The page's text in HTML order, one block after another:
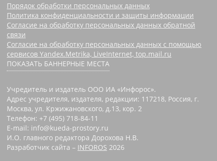
Порядок обработки персональных данных
Политика конфиденциальности и защиты информации
Согласие на обработку персональных данных обратной
связи
Согласие на обработку персональных данных с помощью
сервисов Yandex.Metrika, LiveInternet, top.mail.ru
ПОКАЗАТЬ БАННЕРНЫЕ МЕСТА
Учредитель и издатель ООО ИА «Инфорос».
Адрес учредителя, издателя, редакции: 117218, Россия, г.
Москва, ул. Кржижановского, д.13, кор. 2
Телефон: +7 (495) 718-84-11
E-mail: info@kueda-prostory.ru
И.О. главного редактора Дорохова Н.В.
Разработчик сайта – INFOROS 2026